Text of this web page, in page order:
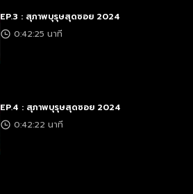
EP.3 : สุภาพบุรุษสุดซอย 2024
0:42:25 นาที
EP.4 : สุภาพบุรุษสุดซอย 2024
0:42:22 นาที